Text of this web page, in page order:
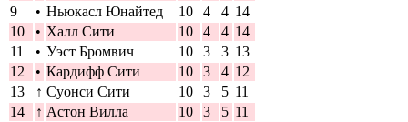
9
• Ньюкасл Юнайтед 10 4 4 14
10
• Халл Сити 10 4 4 14
11
• Уэст Бромвич 10 3 3 13
12
• Кардифф Сити 10 3 4 12
13
↑ Суонси Сити 10 3 5 11
14
↑ Астон Вилла 10 3 5 11